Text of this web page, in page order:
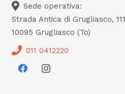
Sede operativa:
Strada Antica di Grugliasco, 111
10095 Grugliasco (To)
011 0412220